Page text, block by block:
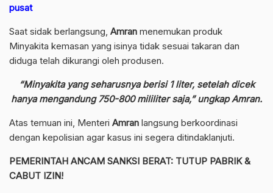
pusat
Saat sidak berlangsung, Amran menemukan produk
Minyakita kemasan yang isinya tidak sesuai takaran dan
diduga telah dikurangi oleh produsen.
“Minyakita yang seharusnya berisi 1 liter, setelah dicek
hanya mengandung 750-800 mililiter saja,” ungkap Amran.
Atas temuan ini, Menteri Amran langsung berkoordinasi
dengan kepolisian agar kasus ini segera ditindaklanjuti.
PEMERINTAH ANCAM SANKSI BERAT: TUTUP PABRIK &
CABUT IZIN!